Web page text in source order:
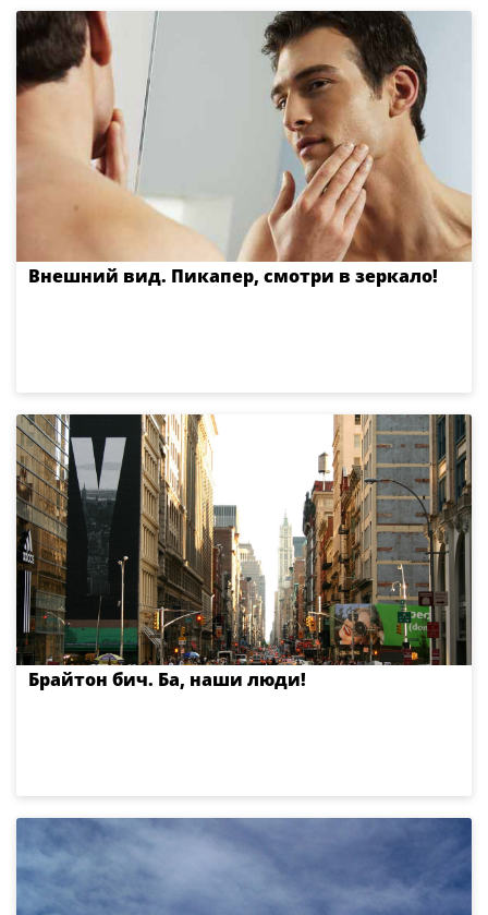
Внешний вид. Пикапер, смотри в зеркало!
Брайтон бич. Ба, наши люди!